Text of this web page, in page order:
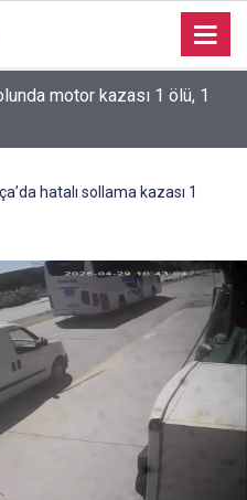
motor kazası 1 ölü, 1
yasak dinlemiyor
hatalı sollama kazası 1